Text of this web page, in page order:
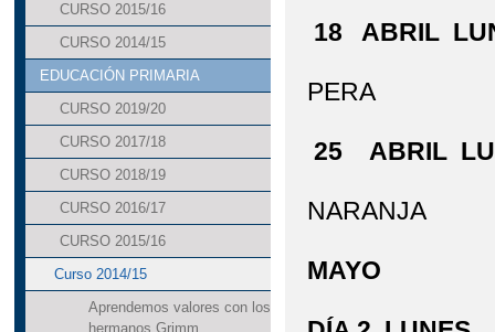
CURSO 2015/16
CURSO 2014/15
EDUCACIÓN PRIMARIA
CURSO 2019/20
CURSO 2017/18
CURSO 2018/19
CURSO 2016/17
CURSO 2015/16
Curso 2014/15
Aprendemos valores con los
hermanos Grimm
18 ABRIL
PERA
25 ABRIL
NARANJA
MAYO